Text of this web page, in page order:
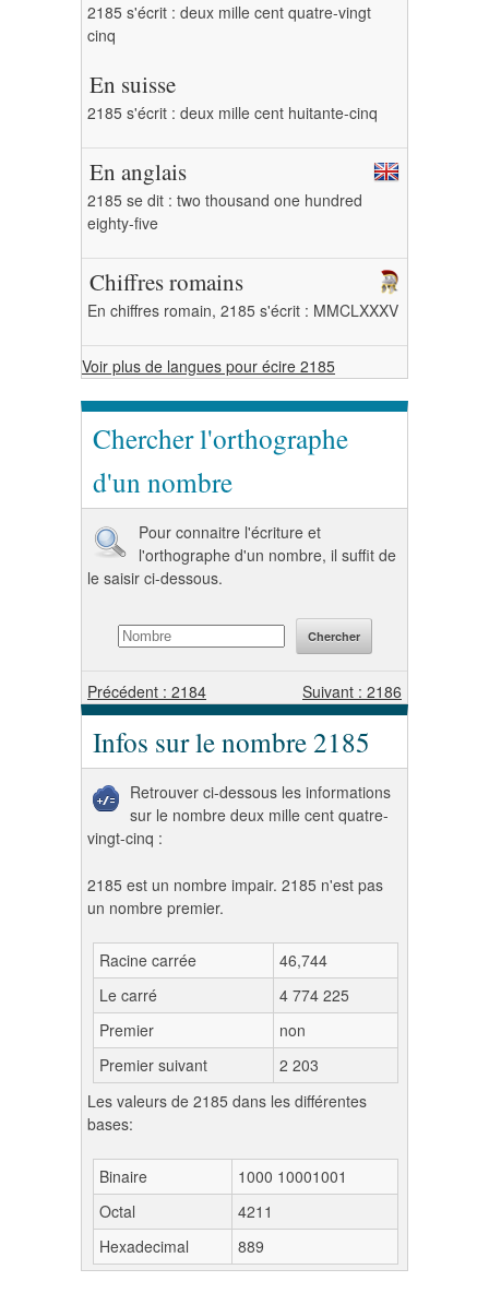
2185 s'écrit : deux mille cent quatre-vingt
cinq
En suisse
2185 s'écrit : deux mille cent huitante-cinq
En anglais
2185 se dit : two thousand one hundred
eighty-five
Chiffres romains
En chiffres romain, 2185 s'écrit : MMCLXXXV
Voir plus de langues pour écire 2185
Chercher l'orthographe
d'un nombre
Pour connaitre l'écriture et
l'orthographe d'un nombre, il suffit de
le saisir ci-dessous.
Précédent : 2184 Suivant : 2186
Infos sur le nombre 2185
Retrouver ci-dessous les informations
sur le nombre deux mille cent quatre-
vingt-cinq :
2185 est un nombre impair. 2185 n'est pas
un nombre premier.
Racine carrée
46,744
Le carré
4 774 225
Premier
non
Premier suivant
2 203
Les valeurs de 2185 dans les différentes
bases:
Binaire
1000 10001001
Octal
4211
Hexadecimal
889